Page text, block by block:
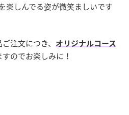
楽しんでる姿が微笑ましいです
注文につき、
オリジナルコース
のでお楽しみに！